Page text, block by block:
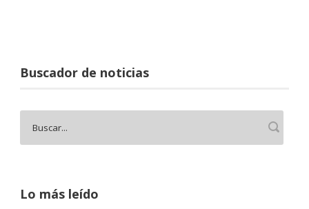
Buscador de noticias
Lo más leído